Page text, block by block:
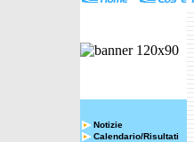
Notizie
Calendario/Risultati